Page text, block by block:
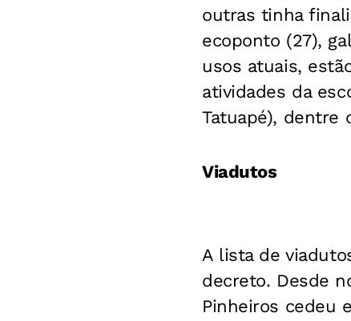
outras tinha
ecoponto (27),
usos atuais,
atividades da
Tatuapé), dentre
Viadutos
A lista de
decreto. Desde
Pinheiros cedeu